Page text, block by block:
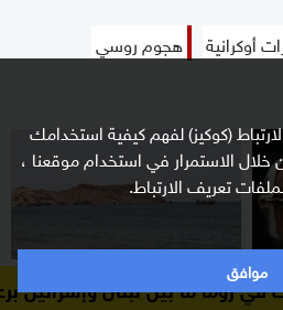
(كوكيز) لفهم كيفية استخدامك
الاستمرار في استخدام موقعنا ،
تعريف الارتباط.
موافق
أوكرانية هجوم روسي
وإسرائيل برعاية أميركية